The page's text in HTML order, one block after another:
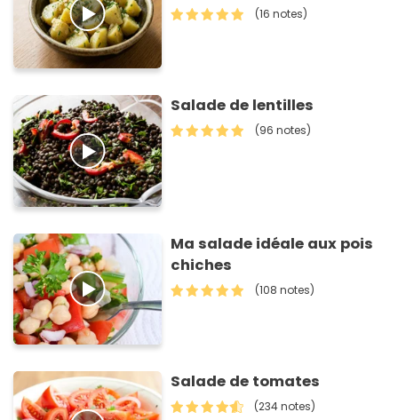
(16 notes)
Salade de lentilles
(96 notes)
Ma salade idéale aux pois
chiches
(108 notes)
Salade de tomates
(234 notes)